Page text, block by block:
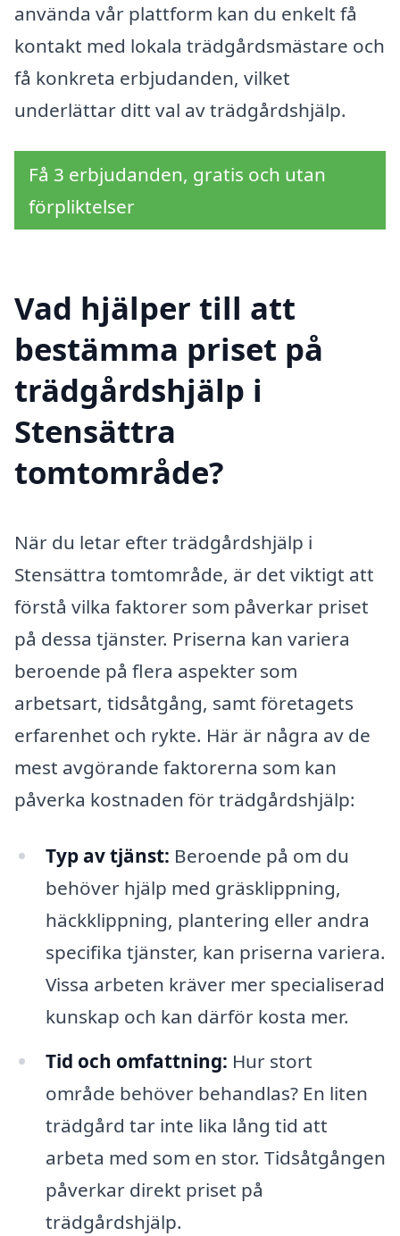
använda vår plattform kan du enkelt få
kontakt med lokala trädgårdsmästare och
få konkreta erbjudanden, vilket
underlättar ditt val av trädgårdshjälp.
Få 3 erbjudanden, gratis och utan
förpliktelser
Vad hjälper till att
bestämma priset på
trädgårdshjälp i
Stensättra
tomtområde?
När du letar efter trädgårdshjälp i
Stensättra tomtområde, är det viktigt att
förstå vilka faktorer som påverkar priset
på dessa tjänster. Priserna kan variera
beroende på flera aspekter som
arbetsart, tidsåtgång, samt företagets
erfarenhet och rykte. Här är några av de
mest avgörande faktorerna som kan
påverka kostnaden för trädgårdshjälp:
Typ av tjänst: Beroende på om du
behöver hjälp med gräsklippning,
häckklippning, plantering eller andra
specifika tjänster, kan priserna variera.
Vissa arbeten kräver mer specialiserad
kunskap och kan därför kosta mer.
Tid och omfattning: Hur stort
område behöver behandlas? En liten
trädgård tar inte lika lång tid att
arbeta med som en stor. Tidsåtgången
påverkar direkt priset på
trädgårdshjälp.